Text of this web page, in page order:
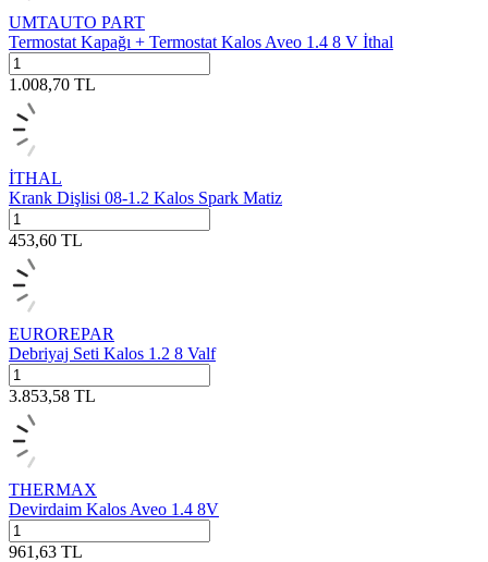
UMTAUTO PART
Termostat Kapağı + Termostat Kalos Aveo 1.4 8 V İthal
1.008,70 TL
İTHAL
Krank Dişlisi 08-1.2 Kalos Spark Matiz
453,60 TL
EUROREPAR
Debriyaj Seti Kalos 1.2 8 Valf
3.853,58 TL
THERMAX
Devirdaim Kalos Aveo 1.4 8V
961,63 TL